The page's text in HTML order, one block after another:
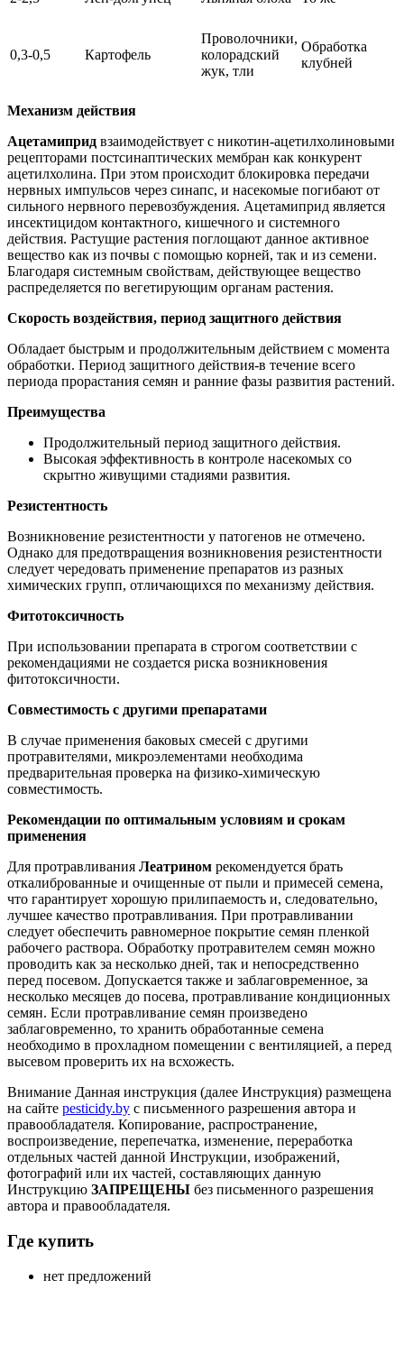
0,3-0,5 Картофель
Проволочники,
колорадский
жук, тли
Обработка
клубней
Механизм действия
Ацетамиприд взаимодействует с никотин-ацетилхолиновыми
рецепторами постсинаптических мембран как конкурент
ацетилхолина. При этом происходит блокировка передачи
нервных импульсов через синапс, и насекомые погибают от
сильного нервного перевозбуждения. Ацетамиприд является
инсектицидом контактного, кишечного и системного
действия. Растущие растения поглощают данное активное
вещество как из почвы с помощью корней, так и из семени.
Благодаря системным свойствам, действующее вещество
распределяется по вегетирующим органам растения.
Скорость воздействия, период защитного действия
Обладает быстрым и продолжительным действием с момента
обработки. Период защитного действия-в течение всего
периода прорастания семян и ранние фазы развития растений.
Преимущества
Продолжительный период защитного действия.
Высокая эффективность в контроле насекомых со
скрытно живущими стадиями развития.
Резистентность
Возникновение резистентности у патогенов не отмечено.
Однако для предотвращения возникновения резистентности
следует чередовать применение препаратов из разных
химических групп, отличающихся по механизму действия.
Фитотоксичность
При использовании препарата в строгом соответствии с
рекомендациями не создается риска возникновения
фитотоксичности.
Совместимость с другими препаратами
В случае применения баковых смесей с другими
протравителями, микроэлементами необходима
предварительная проверка на физико-химическую
совместимость.
Рекомендации по оптимальным условиям и срокам
применения
Для протравливания Леатрином рекомендуется брать
откалиброванные и очищенные от пыли и примесей семена,
что гарантирует хорошую прилипаемость и, следовательно,
лучшее качество протравливания. При протравливании
следует обеспечить равномерное покрытие семян пленкой
рабочего раствора. Обработку протравителем семян можно
проводить как за несколько дней, так и непосредственно
перед посевом. Допускается также и заблаговременное, за
несколько месяцев до посева, протравливание кондиционных
семян. Если протравливание семян произведено
заблаговременно, то хранить обработанные семена
необходимо в прохладном помещении с вентиляцией, а перед
высевом проверить их на всхожесть.
Внимание Данная инструкция (далее Инструкция) размещена
на сайте pesticidy.by с письменного разрешения автора и
правообладателя. Копирование, распространение,
воспроизведение, перепечатка, изменение, переработка
отдельных частей данной Инструкции, изображений,
фотографий или их частей, составляющих данную
Инструкцию ЗАПРЕЩЕНЫ без письменного разрешения
автора и правообладателя.
Где купить
нет предложений